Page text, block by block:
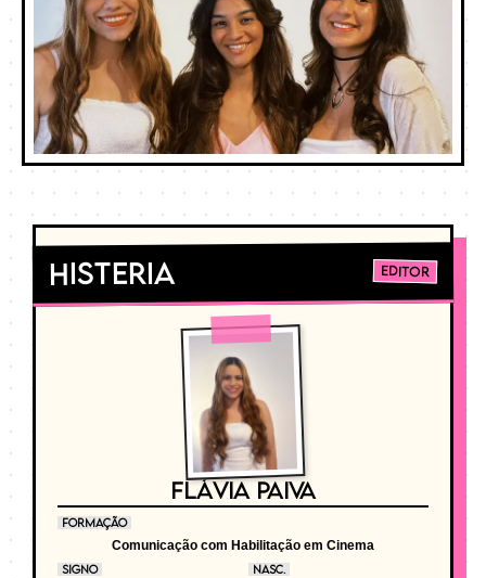
Histeria Editor
FLÁVIA PAIVA
FORMAÇÃO
Comunicação com Habilitação em Cinema
SIGNO NASC.